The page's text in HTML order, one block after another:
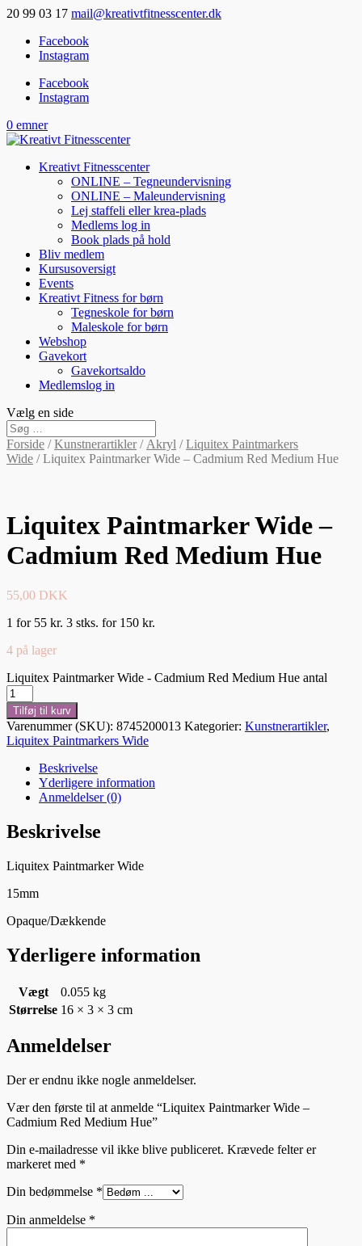
20 99 03 17 mail@kreativtfitnesscenter.dk
Facebook
Instagram
Facebook
Instagram
0 emner
Kreativt Fitnesscenter
ONLINE – Tegneundervisning
ONLINE – Maleundervisning
Lej staffeli eller krea-plads
Medlems log in
Book plads på hold
Bliv medlem
Kursusoversigt
Events
Kreativt Fitness for børn
Tegneskole for børn
Maleskole for børn
Webshop
Gavekort
Gavekortsaldo
Medlemslog in
Vælg en side
Forside /Kunstnerartikler/ Akryl /Liquitex Paintmarkers
Wide / Liquitex Paintmarker Wide – Cadmium Red Medium Hue
Liquitex Paintmarker Wide –
Cadmium Red Medium Hue
55,00 DKK
1 for 55 kr. 3 stks. for 150 kr.
4 på lager
Liquitex Paintmarker Wide - Cadmium Red Medium Hue antal
Tilføj til kurv
Varenummer (SKU): 8745200013 Kategorier: Kunstnerartikler,
Liquitex Paintmarkers Wide
Beskrivelse
Yderligere information
Anmeldelser (0)
Beskrivelse
Liquitex Paintmarker Wide
15mm
Opaque/Dækkende
Yderligere information
Vægt
0.055 kg
Størrelse 16 × 3 × 3 cm
Anmeldelser
Der er endnu ikke nogle anmeldelser.
Vær den første til at anmelde “Liquitex Paintmarker Wide –
Cadmium Red Medium Hue”
Din e-mailadresse vil ikke blive publiceret. Krævede felter er
markeret med *
Din bedømmelse *
Din anmeldelse *